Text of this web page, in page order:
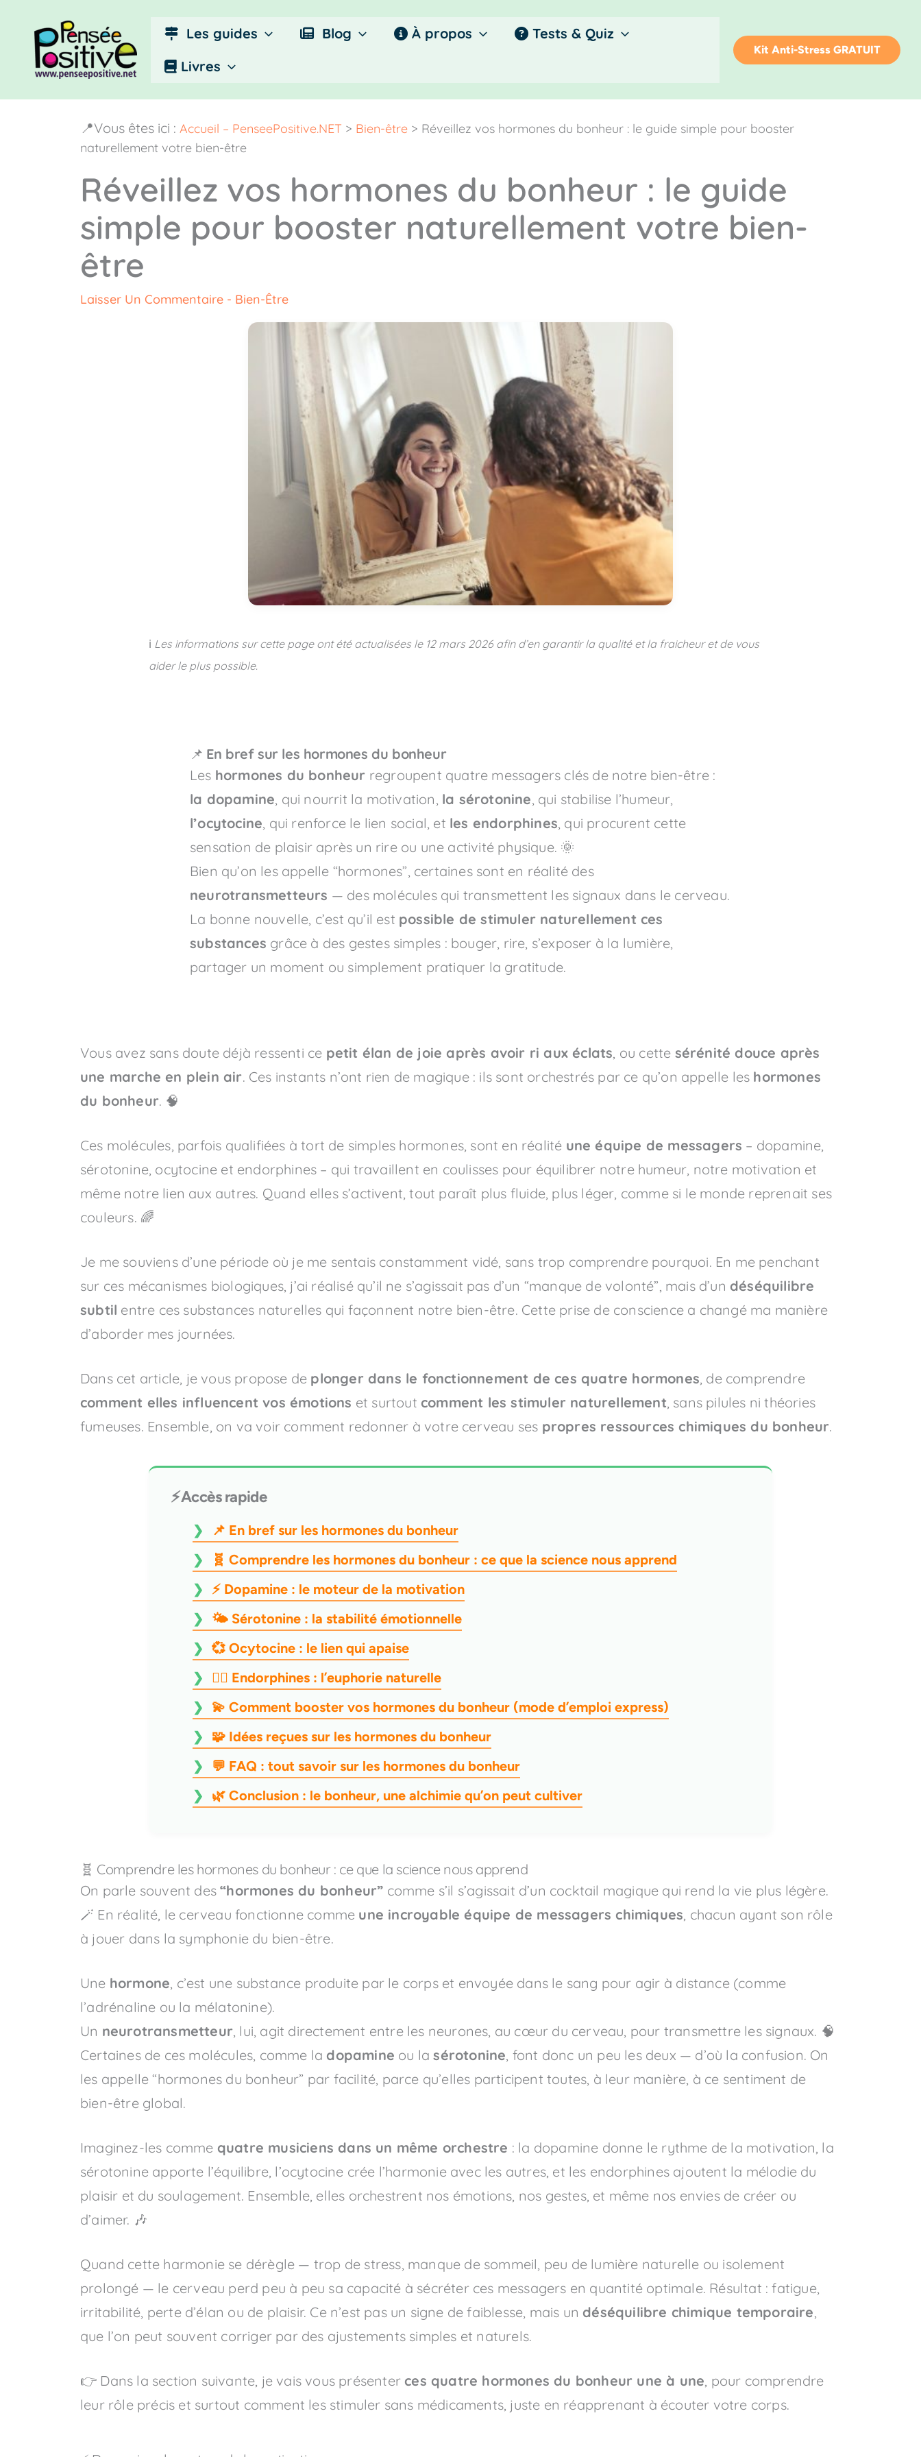
contenu
Les guides Blog À propos
Tests & Quiz
Livres
Kit Anti-Stress GRATUIT
📍Vous êtes ici : Accueil – PenseePositive.NET > Bien-être > Réveillez vos hormones du bonheur : le guide simple pour booster
naturellement votre bien-être
Réveillez vos hormones du bonheur : le guide
simple pour booster naturellement votre bien-
être
Laisser Un Commentaire - Bien-Être
ℹ️ Les informations sur cette page ont été actualisées le 12 mars 2026 afin d’en garantir la qualité et la fraicheur et de vous
aider le plus possible.
📌 En bref sur les hormones du bonheur
Les hormones du bonheur regroupent quatre messagers clés de notre bien-être :
la dopamine , qui nourrit la motivation, la sérotonine , qui stabilise l’humeur,
l’ocytocine , qui renforce le lien social, et les endorphines , qui procurent cette
sensation de plaisir après un rire ou une activité physique. 🌞
Bien qu’on les appelle “hormones”, certaines sont en réalité des
neurotransmetteurs — des molécules qui transmettent les signaux dans le cerveau.
La bonne nouvelle, c’est qu’il est possible de stimuler naturellement ces
substances grâce à des gestes simples : bouger, rire, s’exposer à la lumière,
partager un moment ou simplement pratiquer la gratitude.
Vous avez sans doute déjà ressenti ce petit élan de joie après avoir ri aux éclats , ou cette sérénité douce après
une marche en plein air. Ces instants n’ont rien de magique : ils sont orchestrés par ce qu’on appelle les hormones
du bonheur. 🧠
Ces molécules, parfois qualifiées à tort de simples hormones, sont en réalité une équipe de messagers – dopamine,
sérotonine, ocytocine et endorphines – qui travaillent en coulisses pour équilibrer notre humeur, notre motivation et
même notre lien aux autres. Quand elles s’activent, tout paraît plus fluide, plus léger, comme si le monde reprenait ses
couleurs. 🌈
Je me souviens d’une période où je me sentais constamment vidé, sans trop comprendre pourquoi. En me penchant
sur ces mécanismes biologiques, j’ai réalisé qu’il ne s’agissait pas d’un “manque de volonté”, mais d’un déséquilibre
subtil entre ces substances naturelles qui façonnent notre bien-être. Cette prise de conscience a changé ma manière
d’aborder mes journées.
Dans cet article, je vous propose de plonger dans le fonctionnement de ces quatre hormones , de comprendre
comment elles influencent vos émotions et surtout comment les stimuler naturellement, sans pilules ni théories
fumeuses. Ensemble, on va voir comment redonner à votre cerveau ses propres ressources chimiques du bonheur.
⚡Accès rapide
📌 En bref sur les hormones du bonheur
🧬 Comprendre les hormones du bonheur : ce que la science nous apprend
⚡ Dopamine : le moteur de la motivation
🌤 Sérotonine : la stabilité émotionnelle
💞 Ocytocine : le lien qui apaise
🏃‍♂️ Endorphines : l’euphorie naturelle
💫 Comment booster vos hormones du bonheur (mode d’emploi express)
🧩 Idées reçues sur les hormones du bonheur
💬 FAQ : tout savoir sur les hormones du bonheur
🌿 Conclusion : le bonheur, une alchimie qu’on peut cultiver
🧬 Comprendre les hormones du bonheur : ce que la science nous apprend
On parle souvent des“hormones du bonheur” comme s’il s’agissait d’un cocktail magique qui rend la vie plus légère.
🪄 En réalité, le cerveau fonctionne comme une incroyable équipe de messagers chimiques , chacun ayant son rôle
à jouer dans la symphonie du bien-être.
Une hormone , c’est une substance produite par le corps et envoyée dans le sang pour agir à distance (comme
l’adrénaline ou la mélatonine).
Un neurotransmetteur , lui, agit directement entre les neurones, au cœur du cerveau, pour transmettre les signaux. 🧠
Certaines de ces molécules, comme la dopamine ou lasérotonine , font donc un peu les deux — d’où la confusion. On
les appelle “hormones du bonheur” par facilité, parce qu’elles participent toutes, à leur manière, à ce sentiment de
bien-être global.
Imaginez-les comme quatre musiciens dans un même orchestre : la dopamine donne le rythme de la motivation, la
sérotonine apporte l’équilibre, l’ocytocine crée l’harmonie avec les autres, et les endorphines ajoutent la mélodie du
plaisir et du soulagement. Ensemble, elles orchestrent nos émotions, nos gestes, et même nos envies de créer ou
d’aimer. 🎶
Quand cette harmonie se dérègle — trop de stress, manque de sommeil, peu de lumière naturelle ou isolement
prolongé — le cerveau perd peu à peu sa capacité à sécréter ces messagers en quantité optimale. Résultat : fatigue,
irritabilité, perte d’élan ou de plaisir. Ce n’est pas un signe de faiblesse, mais un déséquilibre chimique temporaire
que l’on peut souvent corriger par des ajustements simples et naturels.
👉 Dans la section suivante, je vais vous présenter ces quatre hormones du bonheur une à une , pour comprendre
leur rôle précis et surtout comment les stimuler sans médicaments, juste en réapprenant à écouter votre corps.